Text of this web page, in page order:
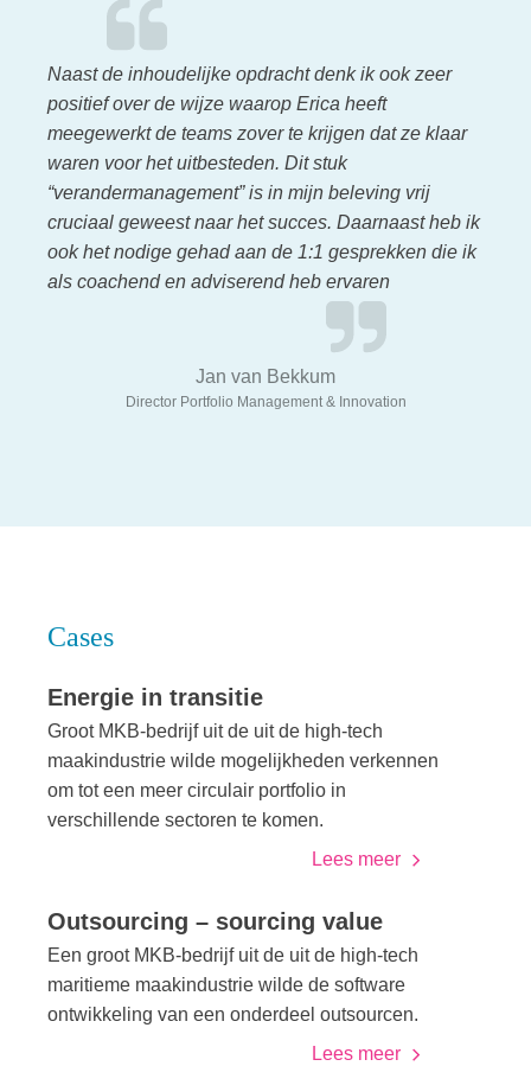
Naast de inhoudelijke opdracht denk ik ook zeer
positief over de wijze waarop Erica heeft
meegewerkt de teams zover te krijgen dat ze klaar
waren voor het uitbesteden. Dit stuk
“verandermanagement” is in mijn beleving vrij
cruciaal geweest naar het succes. Daarnaast heb ik
ook het nodige gehad aan de 1:1 gesprekken die ik
als coachend en adviserend heb ervaren
Jan van Bekkum
Director Portfolio Management & Innovation
Cases
Energie in transitie
Groot MKB-bedrijf uit de uit de high-tech
maakindustrie wilde mogelijkheden verkennen
om tot een meer circulair portfolio in
verschillende sectoren te komen.
Lees meer
Outsourcing – sourcing value
Een groot MKB-bedrijf uit de uit de high-tech
maritieme maakindustrie wilde de software
ontwikkeling van een onderdeel outsourcen.
Lees meer